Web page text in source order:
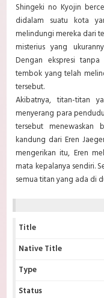
Shingeki no Kyojin
didalam suatu kota
melindungi mereka dari
misterius yang
Dengan ekspresi
tembok yang telah
tersebut.
Akibatnya, titan-titan
menyerang para
tersebut menewaskan
kandung dari Eren
mengerikan itu, Eren
mata kepalanya sendiri.
semua titan yang ada di
Title
Native Title
Type
Status